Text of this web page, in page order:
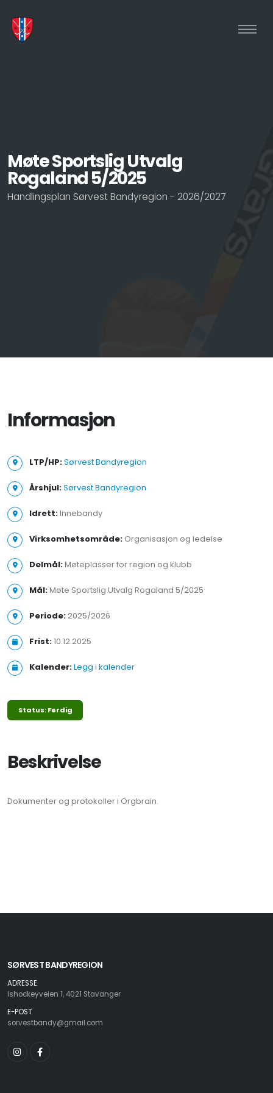
Møte Sportslig Utvalg
Rogaland 5/2025
Handlingsplan Sørvest Bandyregion - 2026/2027
Informasjon
LTP/HP:Sørvest Bandyregion
Årshjul:Sørvest Bandyregion
Idrett:Innebandy
Virksomhetsområde: Organisasjon og ledelse
Delmål:Møteplasser for region og klubb
Mål:Møte Sportslig Utvalg Rogaland 5/2025
Periode:2025/2026
Frist:10.12.2025
Kalender:Legg i kalender
Status: Ferdig
Beskrivelse
Dokumenter og protokoller i Orgbrain.
SØRVEST BANDYREGION
ADRESSE
Ishockeyveien 1, 4021 Stavanger
E-POST
sorvestbandy@gmail.com